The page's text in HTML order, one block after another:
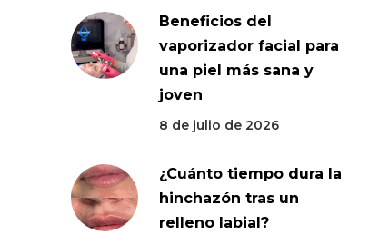
Beneficios del
vaporizador facial para
una piel más sana y
joven
8 de julio de 2026
¿Cuánto tiempo dura la
hinchazón tras un
relleno labial?